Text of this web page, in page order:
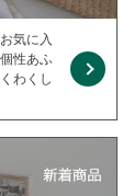
気に入
性あふ
わくし